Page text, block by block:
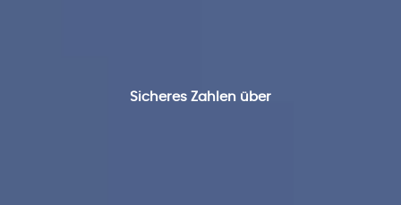
Sicheres Zahlen über